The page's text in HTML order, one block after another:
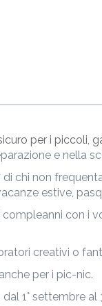
per i piccoli,
e nella
chi non
estive,
con i
creativi o
per i pic-nic.
1° settembre